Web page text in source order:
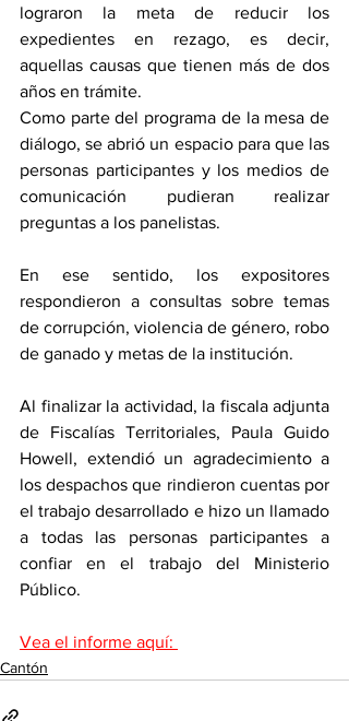
lograron la meta de reducir los
expedientes en rezago, es decir,
aquellas causas que tienen más de dos
años en trámite.
Como parte del programa de la mesa de
diálogo, se abrió un espacio para que las
personas participantes y los medios de
comunicación pudieran realizar
preguntas a los panelistas.
En ese sentido, los expositores
respondieron a consultas sobre temas
de corrupción, violencia de género, robo
de ganado y metas de la institución.
Al finalizar la actividad, la fiscala adjunta
de Fiscalías Territoriales, Paula Guido
Howell, extendió un agradecimiento a
los despachos que rindieron cuentas por
el trabajo desarrollado e hizo un llamado
a todas las personas participantes a
confiar en el trabajo del Ministerio
Público.
Vea el informe aquí:
Cantón